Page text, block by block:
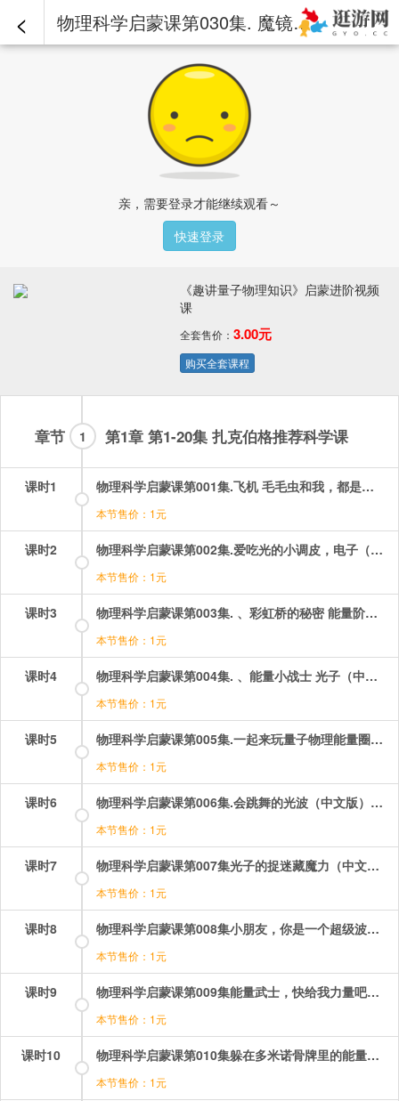
< 物理科学启蒙课第030集. 魔镜！（中文版）.mp4 - 《趣讲量子物理知识》启蒙进阶视频课
亲，需要登录才能继续观看～
快速登录
《趣讲量子物理知识》启蒙进阶视频
课
全套售价： 3.00元
购买全套课程
章节 第1章 第1-20集 扎克伯格推荐科学课
1
课时1 物理科学启蒙课第001集.飞机 毛毛虫和我，都是由原子组成的（中文版）.mp4
本节售价：1元
课时2 物理科学启蒙课第002集.爱吃光的小调皮，电子（中文版）.mp4
本节售价：1元
课时3 物理科学启蒙课第003集. 、彩虹桥的秘密 能量阶梯（中文版）.mp4
本节售价：1元
课时4 物理科学启蒙课第004集. 、能量小战士 光子（中文版）.mp4
本节售价：1元
课时5 物理科学启蒙课第005集.一起来玩量子物理能量圈游戏吧（中文版）.mp4
本节售价：1元
课时6 物理科学启蒙课第006集.会跳舞的光波（中文版）.mp4
本节售价：1元
课时7 物理科学启蒙课第007集光子的捉迷藏魔力（中文版）.mp4
本节售价：1元
课时8 物理科学启蒙课第008集小朋友，你是一个超级波！（中文版）.mp4
本节售价：1元
课时9 物理科学启蒙课第009集能量武士，快给我力量吧！（中文版）.mp4
本节售价：1元
课时10 物理科学启蒙课第010集躲在多米诺骨牌里的能量武士！（中文版）.mp4
本节售价：1元